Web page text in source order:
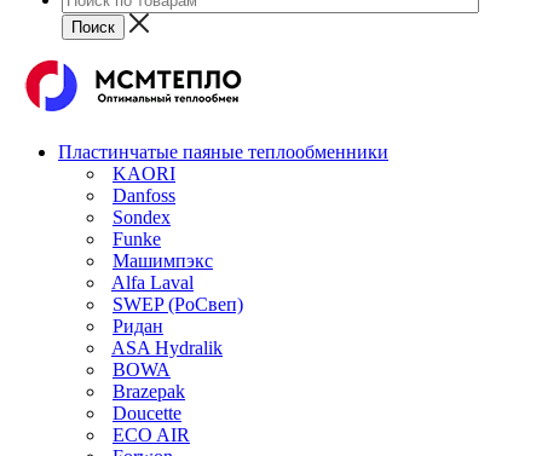
Пластинчатые паяные теплообменники
KAORI
Danfoss
Sondex
Funke
Машимпэкс
Alfa Laval
SWEP (РоСвеп)
Ридан
ASA Hydralik
BOWA
Brazepak
Doucette
ECO AIR